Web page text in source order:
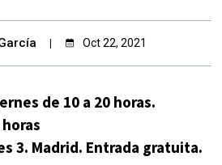
Oct 22, 2021
de 10 a 20 horas.
3. Madrid. Entrada gratuita.